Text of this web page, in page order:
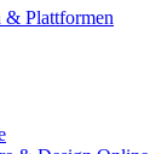
& Plattformen